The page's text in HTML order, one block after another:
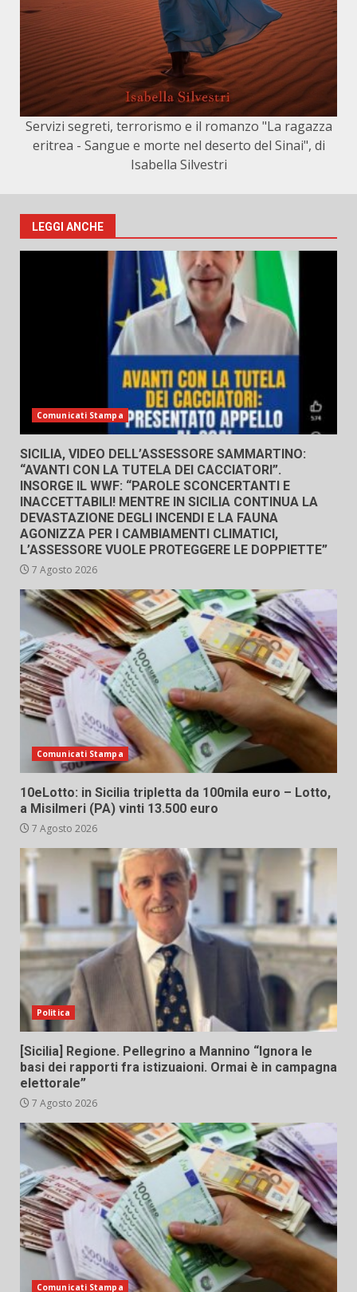
Servizi segreti, terrorismo e il romanzo "La ragazza
eritrea - Sangue e morte nel deserto del Sinai", di
Isabella Silvestri
LEGGI ANCHE
Comunicati Stampa
SICILIA, VIDEO DELL’ASSESSORE SAMMARTINO:
“AVANTI CON LA TUTELA DEI CACCIATORI”.
INSORGE IL WWF: “PAROLE SCONCERTANTI E
INACCETTABILI! MENTRE IN SICILIA CONTINUA LA
DEVASTAZIONE DEGLI INCENDI E LA FAUNA
AGONIZZA PER I CAMBIAMENTI CLIMATICI,
L’ASSESSORE VUOLE PROTEGGERE LE DOPPIETTE”
7 Agosto 2026
Comunicati Stampa
10eLotto: in Sicilia tripletta da 100mila euro – Lotto,
a Misilmeri (PA) vinti 13.500 euro
7 Agosto 2026
Politica
[Sicilia] Regione. Pellegrino a Mannino “Ignora le
basi dei rapporti fra istizuaioni. Ormai è in campagna
elettorale”
7 Agosto 2026
Comunicati Stampa